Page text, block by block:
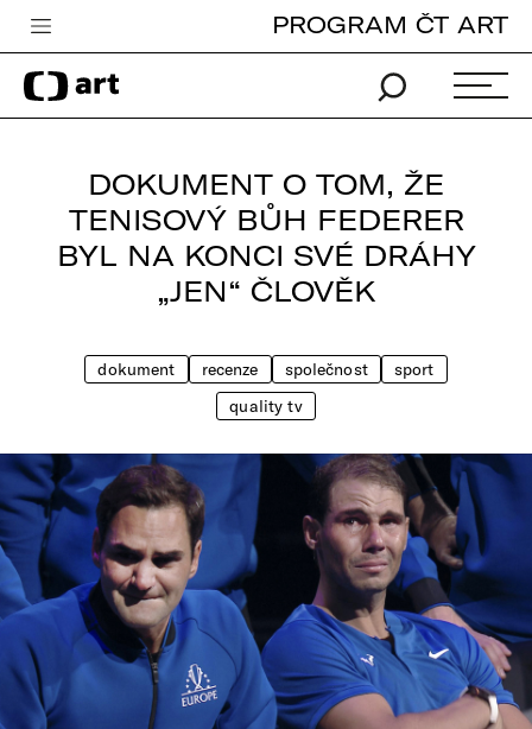
Česká televize
Zpravodajství
iVysílání
TV program
PROGRAM ČT ART
DOKUMENT O TOM, ŽE
TENISOVÝ BŮH FEDERER
BYL NA KONCI SVÉ DRÁHY
„JEN“ ČLOVĚK
dokument recenze společnost
sport
quality tv